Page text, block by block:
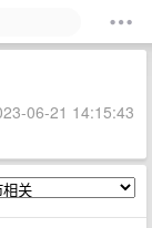
06-21 14:15:43